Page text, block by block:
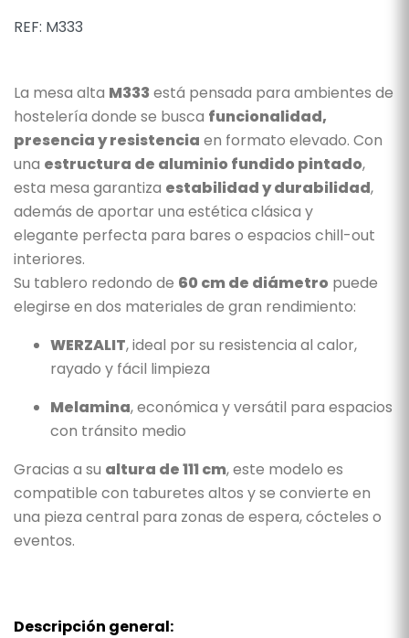
REF: M333
La mesa alta M333 está pensada para ambientes de
hostelería donde se busca funcionalidad,
presencia y resistencia en formato elevado. Con
una estructura de aluminio fundido pintado,
esta mesa garantiza estabilidad y durabilidad,
además de aportar una estética clásica y
elegante perfecta para bares o espacios chill-out
interiores.
Su tablero redondo de 60 cm de diámetro puede
elegirse en dos materiales de gran rendimiento:
WERZALIT, ideal por su resistencia al calor,
rayado y fácil limpieza
Melamina, económica y versátil para espacios
con tránsito medio
Gracias a su altura de 111 cm, este modelo es
compatible con taburetes altos y se convierte en
una pieza central para zonas de espera, cócteles o
eventos.
Descripción general: